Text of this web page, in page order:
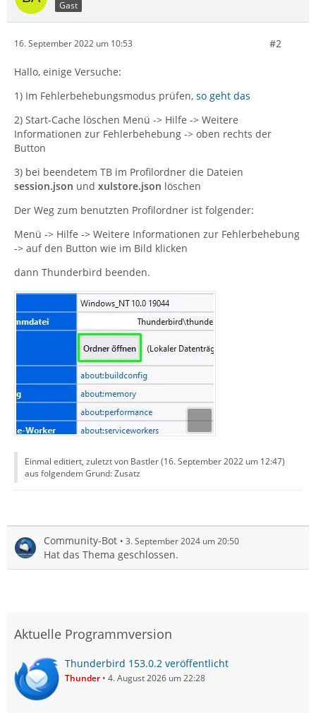
Gast
16. September 2022 um 10:53 #2
Hallo, einige Versuche:
1) Im Fehlerbehebungsmodus prüfen, so geht das
2) Start-Cache löschen Menü -> Hilfe -> Weitere
Informationen zur Fehlerbehebung -> oben rechts der
Button
3) bei beendetem TB im Profilordner die Dateien
session.json und xulstore.json löschen
Der Weg zum benutzten Profilordner ist folgender:
Menü -> Hilfe -> Weitere Informationen zur Fehlerbehebung
-> auf den Button wie im Bild klicken
dann Thunderbird beenden.
Einmal editiert, zuletzt von Bastler (16. September 2022 um 12:47)
aus folgendem Grund: Zusatz
Community-Bot 3. September 2024 um 20:50
Hat das Thema geschlossen.
Aktuelle Programmversion
Thunderbird 153.0.2 veröffentlicht
Thunder 4. August 2026 um 22:28